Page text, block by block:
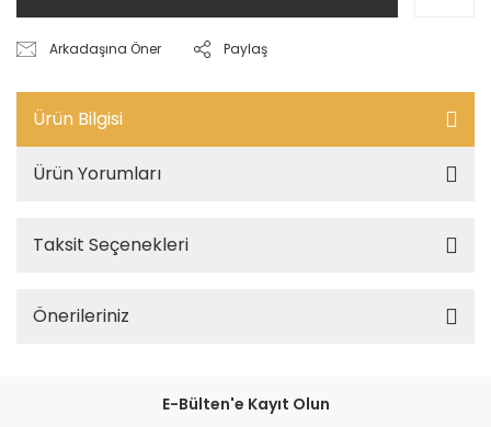
Arkadaşına Öner Paylaş
Ürün Bilgisi
Ürün Yorumları
Taksit Seçenekleri
Önerileriniz
E-Bülten'e Kayıt Olun